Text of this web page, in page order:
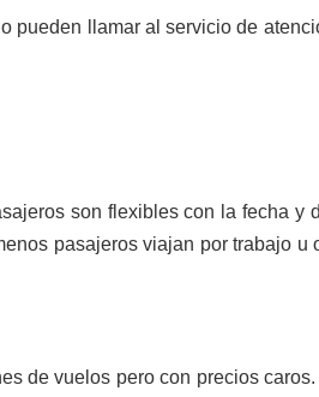
pueden llamar al servicio de
son flexibles con la fecha y
pasajeros viajan por trabajo u
de vuelos pero con precios